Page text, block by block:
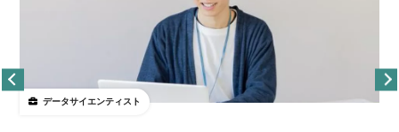
データサイエンティスト